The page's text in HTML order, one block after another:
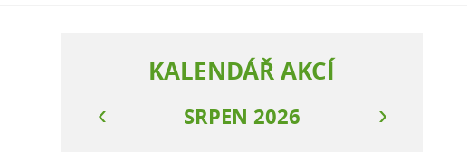
KALENDÁŘ AKCÍ
SRPEN 2026